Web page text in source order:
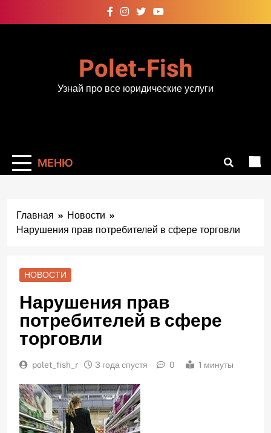
к
Polet-Fish
Узнай про все юридические услуги
МЕНЮ
Главная
Новости
Нарушения прав потребителей в сфере торговли
НОВОСТИ
Нарушения прав
потребителей в сфере
торговли
polet_fish_r 3 года спустя 0 1 минуты